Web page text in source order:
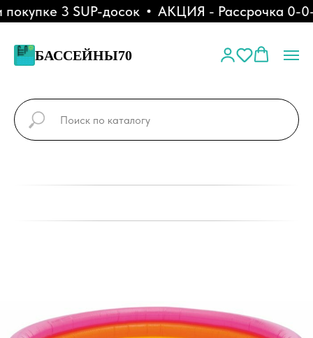
3 SUP-досок АКЦИЯ - Рассрочка 0-0-6
БАССЕЙНЫ70